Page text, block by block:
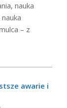
nauka
– z
awarie i